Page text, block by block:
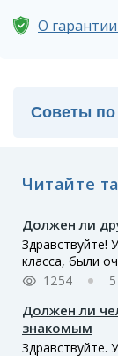
О
Читайте
Должен ли
Здравствуйте!
класса, были
1254
Должен ли
знакомым
Здравствуйте.